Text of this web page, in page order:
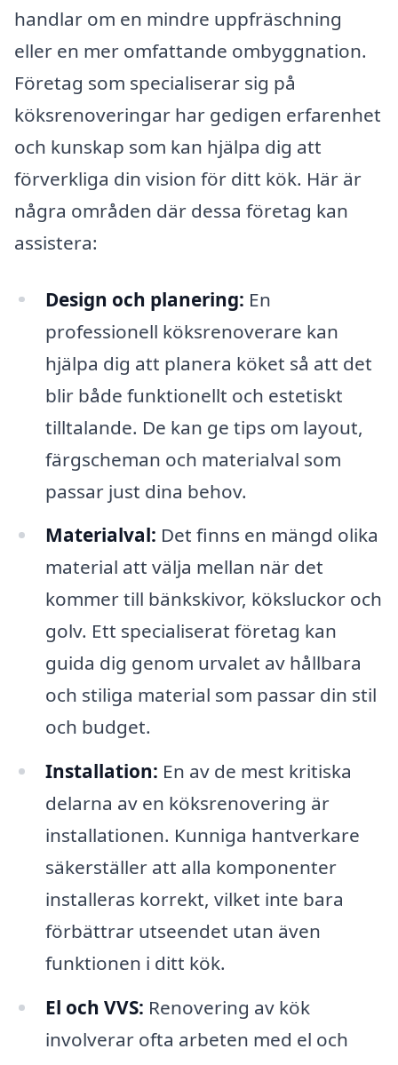
handlar om en mindre uppfräschning
eller en mer omfattande ombyggnation.
Företag som specialiserar sig på
köksrenoveringar har gedigen erfarenhet
och kunskap som kan hjälpa dig att
förverkliga din vision för ditt kök. Här är
några områden där dessa företag kan
assistera:
Design och planering: En
professionell köksrenoverare kan
hjälpa dig att planera köket så att det
blir både funktionellt och estetiskt
tilltalande. De kan ge tips om layout,
färgscheman och materialval som
passar just dina behov.
Materialval: Det finns en mängd olika
material att välja mellan när det
kommer till bänkskivor, köksluckor och
golv. Ett specialiserat företag kan
guida dig genom urvalet av hållbara
och stiliga material som passar din stil
och budget.
Installation: En av de mest kritiska
delarna av en köksrenovering är
installationen. Kunniga hantverkare
säkerställer att alla komponenter
installeras korrekt, vilket inte bara
förbättrar utseendet utan även
funktionen i ditt kök.
El och VVS: Renovering av kök
involverar ofta arbeten med el och